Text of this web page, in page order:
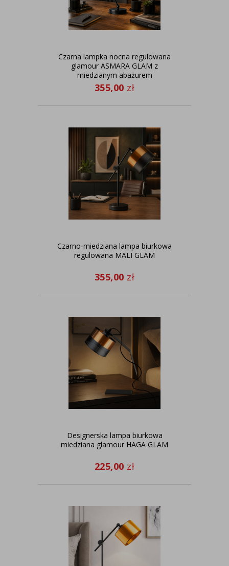
Czarna lampka nocna regulowana
glamour ASMARA GLAM z
miedzianym abażurem
355,00 zł
Czarno-miedziana lampa biurkowa
regulowana MALI GLAM
355,00 zł
Designerska lampa biurkowa
miedziana glamour HAGA GLAM
225,00 zł